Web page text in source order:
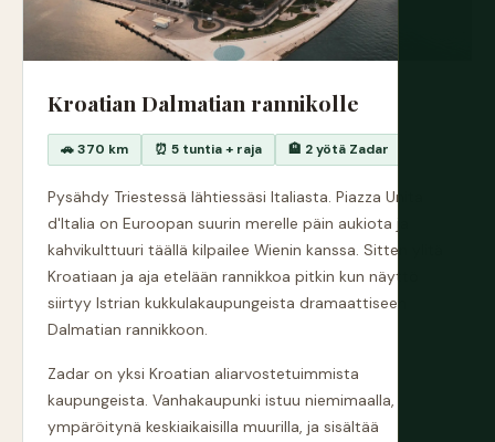
Kroatian Dalmatian rannikolle
🚗 370 km ⏰ 5 tuntia + raja 🏨 2 yötä Zadar
Pysähdy Triestessä lähtiessäsi Italiasta. Piazza Unita
d'Italia on Euroopan suurin merelle päin aukiota ja
kahvikulttuuri täällä kilpailee Wienin kanssa. Sitten ylitä
Kroatiaan ja aja etelään rannikkoa pitkin kun näyttö
siirtyy Istrian kukkulakaupungeista dramaattiseen
Dalmatian rannikkoon.
Zadar on yksi Kroatian aliarvostetuimmista
kaupungeista. Vanhakaupunki istuu niemimaalla,
ympäröitynä keskiaikaisilla muurilla, ja sisältää